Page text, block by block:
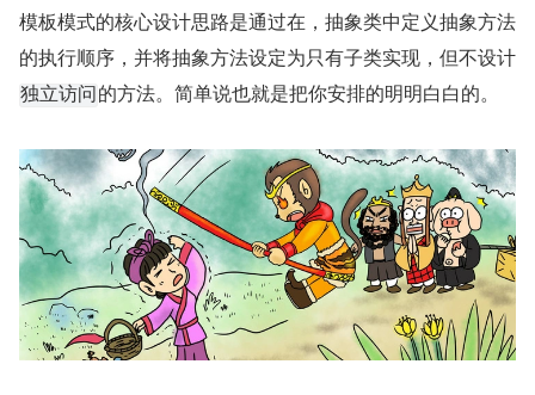
模板模式的核心设计思路是通过在，抽象类中定义抽象方法
的执行顺序，并将抽象方法设定为只有子类实现，但不设计
独立访问 的方法。简单说也就是把你安排的明明白白的。